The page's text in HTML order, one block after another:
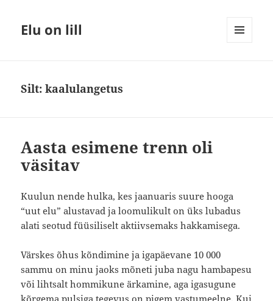
Elu on lill
Silt:kaalulangetus
Aasta esimene trenn oli
väsitav
Kuulun nende hulka, kes jaanuaris suure hooga
“uut elu” alustavad ja loomulikult on üks lubadus
alati seotud füüsiliselt aktiivsemaks hakkamisega.
Värskes õhus kõndimine ja igapäevane 10 000
sammu on minu jaoks mõneti juba nagu hambapesu
või lihtsalt hommikune ärkamine, aga igasugune